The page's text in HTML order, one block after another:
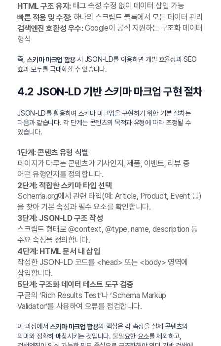
HTML 구조 유지:태그 속성 수정 없이 데이터 삽입 가능
빠른 적용 및 수정:하나의 스크립트 블록에서 모든 데이터 관리
검색엔진 호환성 우수:Google이 공식 지원하는 구조화 데이터
형식
즉,스키마 마크업 활용시 JSON-LD를 이용하면 개발 효율성과 SEO
효과 모두를 극대화할 수 있습니다.
4.2 JSON-LD 기반 스키마 마크업 구현 절차
JSON-LD를 활용하여 스키마 마크업을 구현하기 위한 기본 절차는
다음과 같습니다. 각 단계는 콘텐츠의 목적과 유형에 따라 조정될 수
있습니다.
1단계: 콘텐츠 유형 식별
페이지가 다루는 콘텐츠가 기사인지, 제품, 이벤트, 리뷰 중
어떤 유형인지를 정의합니다.
2단계: 적합한 스키마 타입 선택
Schema.org에서 관련 타입(예: Article, Product, Event 등)
을 찾아 기본 속성과 필수 요소를 확인합니다.
3단계: JSON-LD 구조 작성
스크립트 형태로 @context, @type, name, description 등
주요 속성을 정의합니다.
4단계: HTML 문서 내 삽입
작성한 JSON-LD 코드를 <head> 또는 <body> 영역에
삽입합니다.
5단계: 구조화 데이터 테스트 도구 검증
구글의 ‘Rich Results Test’나 ‘Schema Markup
Validator’를 사용하여 오류를 점검합니다.
이 과정에서 스키마 마크업 활용의 핵심은 각 속성을 실제 콘텐츠의
의미와 정확히 매칭시키는 것입니다. 불필요한 요소를 제외하고,